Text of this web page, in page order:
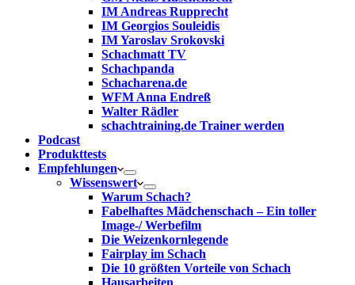
IM Andreas Rupprecht
IM Georgios Souleidis
IM Yaroslav Srokovski
Schachmatt TV
Schachpanda
Schacharena.de
WFM Anna Endreß
Walter Rädler
schachtraining.de Trainer werden
Podcast
Produkttests
Empfehlungen
Wissenswert
Warum Schach?
Fabelhaftes Mädchenschach – Ein toller
Image-/ Werbefilm
Die Weizenkornlegende
Fairplay im Schach
Die 10 größten Vorteile von Schach‎
Hausarbeiten